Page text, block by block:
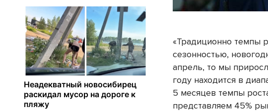
«Традиционно темпы
сезонностью,
апрель, то мы
году находится в
5 месяцев темпы
представляем 45%